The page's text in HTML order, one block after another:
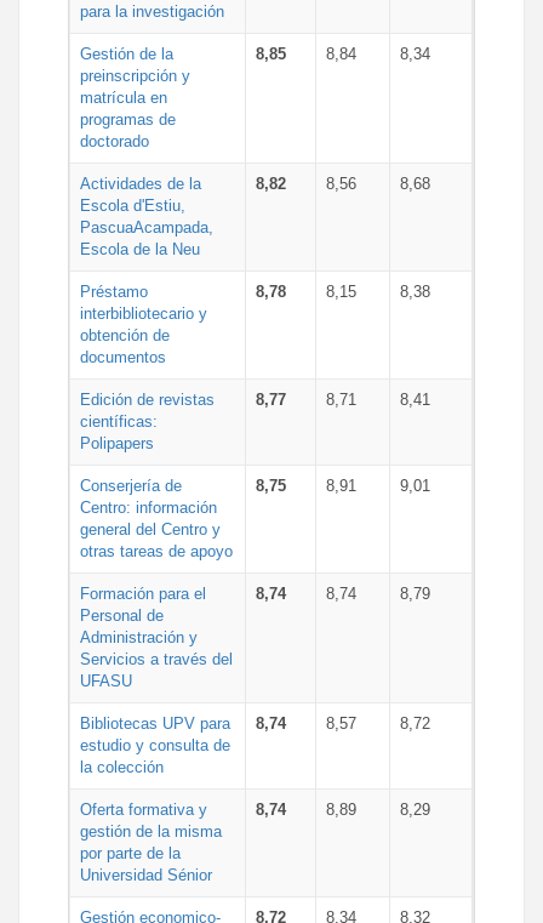
para la investigación
Gestión de la
preinscripción y
matrícula en
programas de
doctorado
8,85 8,84 8,34
Actividades de la
Escola d'Estiu,
PascuaAcampada,
Escola de la Neu
8,82 8,56 8,68
Préstamo
interbibliotecario y
obtención de
documentos
8,78 8,15 8,38
Edición de revistas
científicas:
Polipapers
8,77 8,71 8,41
Conserjería de
Centro: información
general del Centro y
otras tareas de apoyo
8,75 8,91 9,01
Formación para el
Personal de
Administración y
Servicios a través del
UFASU
8,74 8,74 8,79
Bibliotecas UPV para
estudio y consulta de
la colección
8,74 8,57 8,72
Oferta formativa y
gestión de la misma
por parte de la
Universidad Sénior
8,74 8,89 8,29
Gestión economico- 8,72 8,34 8,32